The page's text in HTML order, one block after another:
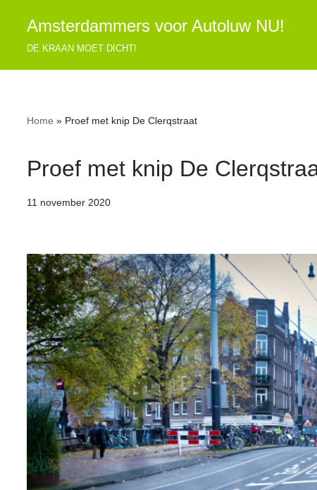
de
Amsterdammers voor Autoluw NU!
DE KRAAN MOET DICHT!
Home » Proef met knip De Clerqstraat
Proef met knip De
11 november 2020